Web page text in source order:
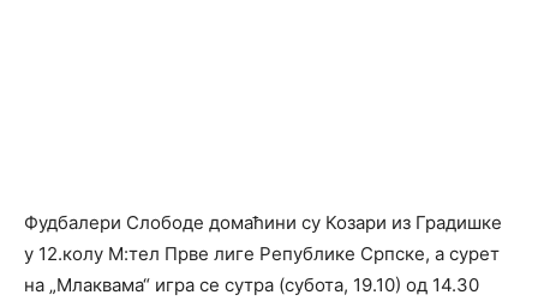
Фудбалери Слободе домаћини су Козари из Градишке
у 12.колу М:тел Прве лиге Републике Српске, а сурет
на „Млаквама“ игра се сутра (субота, 19.10) од 14.30